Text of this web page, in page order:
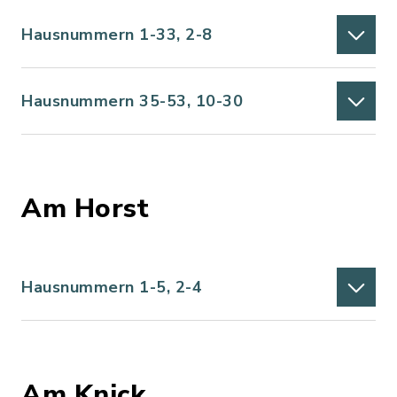
Hausnummern 1-33, 2-8
Hausnummern 35-53, 10-30
Am Horst
Hausnummern 1-5, 2-4